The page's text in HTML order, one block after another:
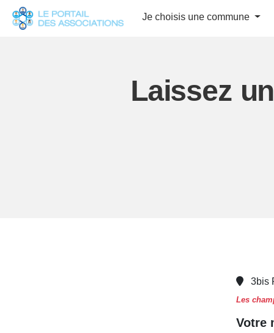
Je choisis une commune
Laissez
3bis
Les
Votre
Panneau de gestion des cookies